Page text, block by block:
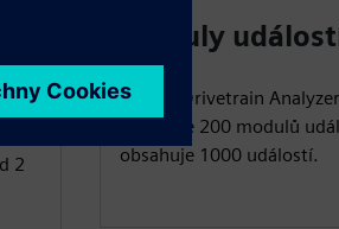
2
Moduly
Balíček Drivetrain
obsahuje 200 modulů
obsahuje 1000 událostí.